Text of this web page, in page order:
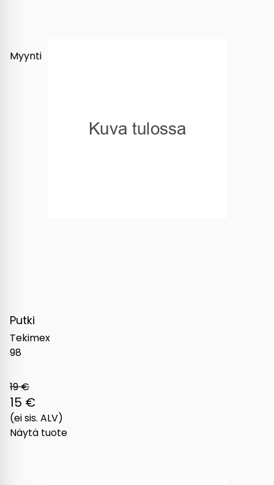
Myynti
Putki
Tekimex
98
19 €
15 €
(ei sis. ALV)
Näytä tuote